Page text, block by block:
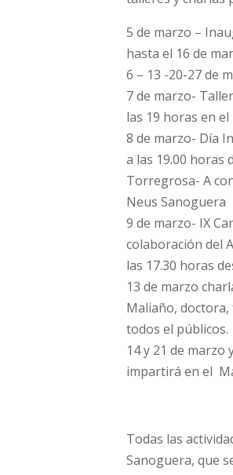
5 de marzo –
hasta el 16 de
6 – 13 -20-27 de
7 de marzo-
las 19 horas en
8 de marzo- Día
a las 19.00 horas
Torregrosa- A
Neus Sanoguera
9 de marzo- IX
colaboración del
las 17.30 horas
13 de marzo
Maliaño,
todos el públicos.
14 y 21 de marzo
impartirá en el
Todas las
Sanoguera, que